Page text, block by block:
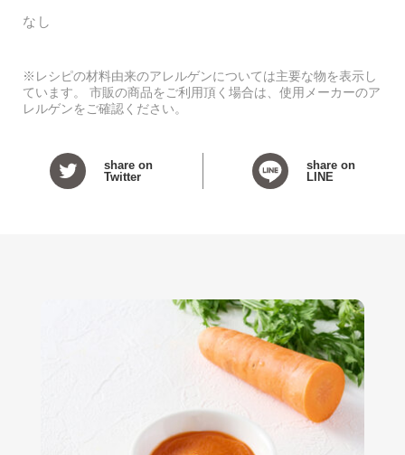
なし
※レシピの材料由来のアレルゲンについては主要な物を表示し
ています。 市販の商品をご利用頂く場合は、使用メーカーのア
レルゲンをご確認ください。
share on
Twitter
share on
LINE